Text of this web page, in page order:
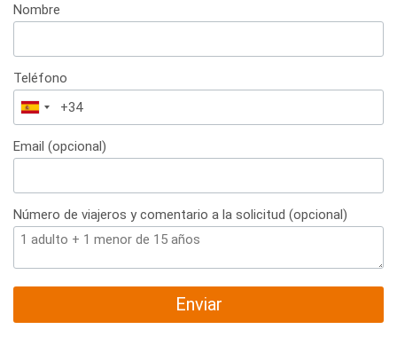
Nombre
Teléfono
España
+34
Email (opcional)
Número de viajeros y comentario a la solicitud (opcional)
Enviar